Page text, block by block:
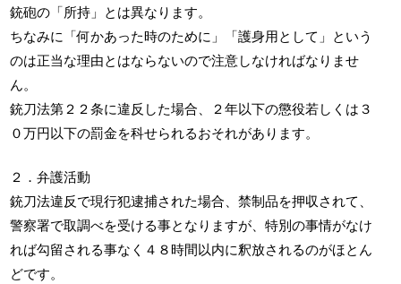
銃砲の「所持」とは異なります。
ちなみに「何かあった時のために」「護身用として」という
のは正当な理由とはならないので注意しなければなりませ
ん。
銃刀法第２２条に違反した場合、２年以下の懲役若しくは３
０万円以下の罰金を科せられるおそれがあります。
２．弁護活動
銃刀法違反で現行犯逮捕された場合、禁制品を押収されて、
警察署で取調べを受ける事となりますが、特別の事情がなけ
れば勾留される事なく４８時間以内に釈放されるのがほとん
どです。